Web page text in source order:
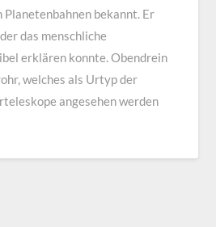
bekannt. Er
das menschliche
erklären konnte. Obendrein
welches als Urtyp der
angesehen werden